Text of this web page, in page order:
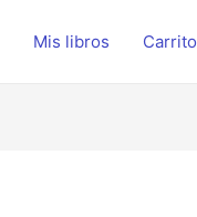
Mis libros Carrito